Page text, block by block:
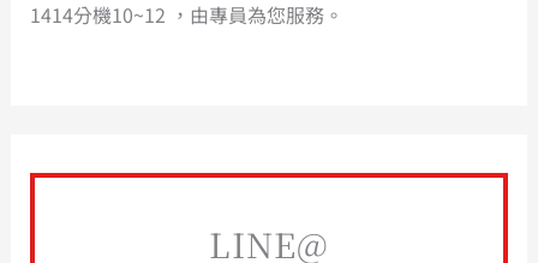
1414分機10~12 ，由專員為您服務。
LINE@